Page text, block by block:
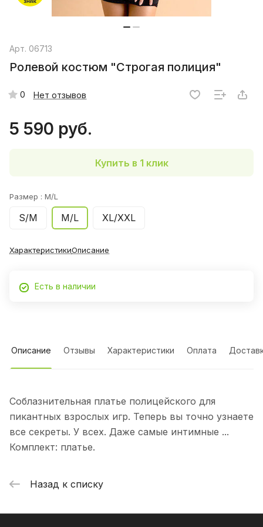
Арт. 06713
Ролевой костюм "Строгая полиция"
0 Нет отзывов
5 590 руб.
Купить в 1 клик
Размер : M/L
S/M M/L XL/XXL
ХарактеристикиОписание
Есть в наличии
Описание Отзывы Характеристики Оплата
Соблазнительная платье полицейского для
пикантных взрослых игр. Теперь вы точно узнаете
все секреты. У всех. Даже самые интимные ...
Комплект: платье.
Назад к списку